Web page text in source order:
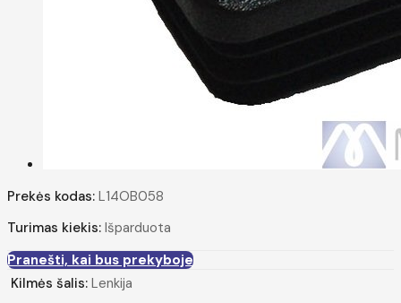
Prekės kodas: L14OB058
Turimas kiekis: Išparduota
Pranešti, kai bus prekyboje
Kilmės šalis: Lenkija